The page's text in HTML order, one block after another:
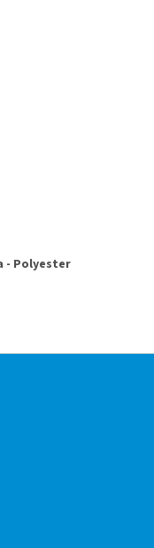
- Polyester